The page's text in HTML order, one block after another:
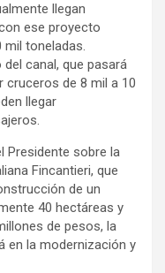
llegan
ese proyecto
mil toneladas.
canal, que pasará
cruceros de 8 mil a 10
llegar
Presidente sobre la
Fincantieri, que
de un
40 hectáreas y
de pesos, la
en la modernización y